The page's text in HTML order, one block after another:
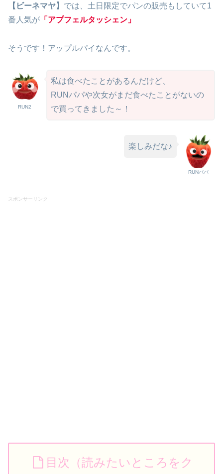
【ビーネマヤ】 では、土日限定でパンの販売もしていて1
番人気が 「アプフェルタッシェン」
そうです！アップルパイなんです。
RUN2
私は食べたことがあるんだけど、
RUNパパや次女がまだ食べたことがないの
で買ってきました～！
RUNパパ
楽しみだな♪
スポンサーリンク
目次（読みたいところをク